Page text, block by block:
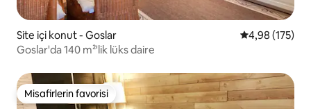
Site içi konut - Goslar 5 üzerinden
4,98 (175)
Goslar'da 140 m²'lik lüks daire
Misafirlerin favorisi
Misafirlerin favorisi